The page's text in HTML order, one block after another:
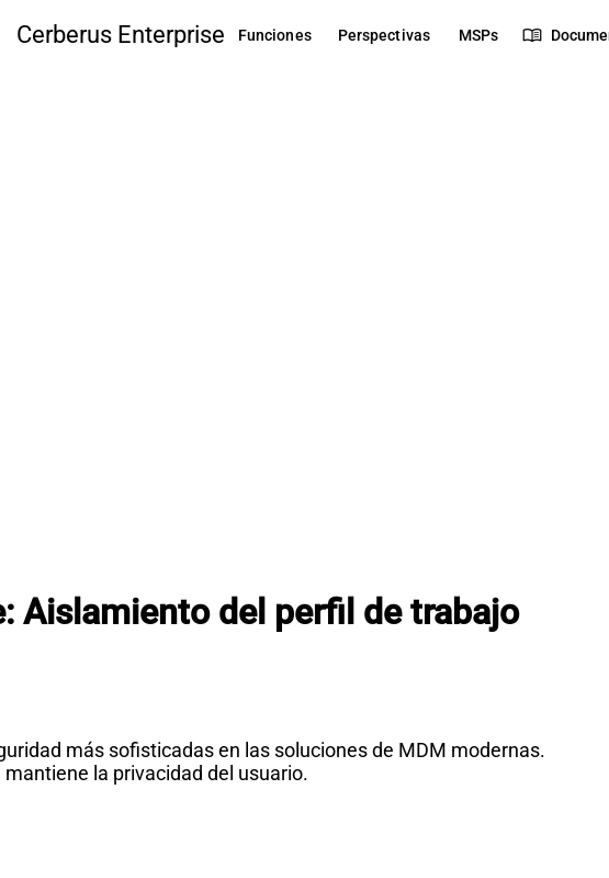
Cerberus Enterprise Funciones Perspectivas MSPs menu_book
Aislamiento del perfil de trabajo
más sofisticadas en las soluciones de MDM modernas.
la privacidad del usuario.